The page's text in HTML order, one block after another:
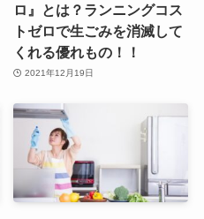
ロ』とは？ランニングコス
トゼロで生ごみを消滅して
くれる優れもの！！
2021年12月19日